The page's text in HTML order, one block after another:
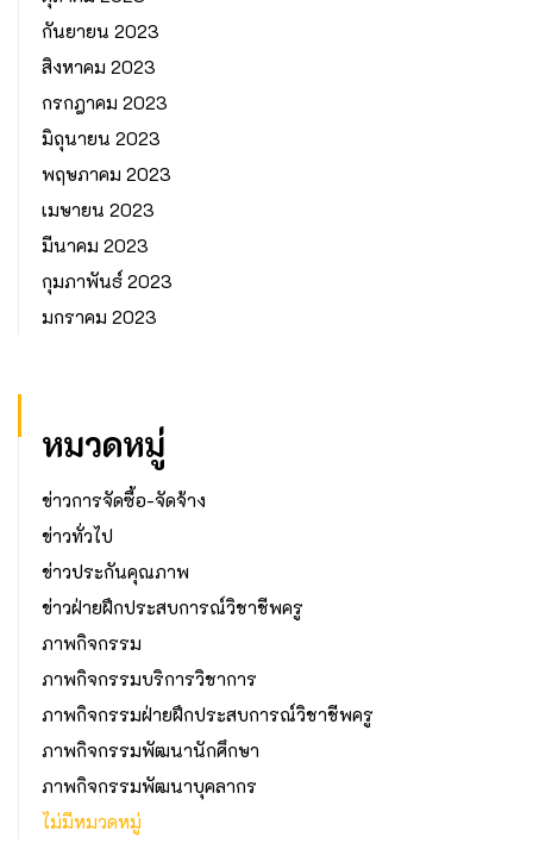
กันยายน 2023
สิงหาคม 2023
กรกฎาคม 2023
มิถุนายน 2023
พฤษภาคม 2023
เมษายน 2023
มีนาคม 2023
กุมภาพันธ์ 2023
มกราคม 2023
หมวดหมู่
ข่าวการจัดซื้อ-จัดจ้าง
ข่าวทั่วไป
ข่าวประกันคุณภาพ
ข่าวฝ่ายฝึกประสบการณ์วิชาชีพครู
ภาพกิจกรรม
ภาพกิจกรรมบริการวิชาการ
ภาพกิจกรรมฝ่ายฝึกประสบการณ์วิชาชีพครู
ภาพกิจกรรมพัฒนานักศึกษา
ภาพกิจกรรมพัฒนาบุคลากร
ไม่มีหมวดหมู่